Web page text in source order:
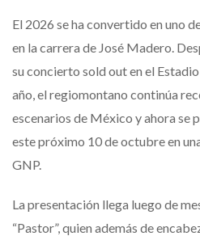
El 2026 se ha convertido en uno
en la carrera de José Madero.
su concierto sold out en el
año, el regiomontano continúa
escenarios de México y ahora se
este próximo 10 de octubre en
GNP.
La presentación llega luego de
“Pastor”, quien además de